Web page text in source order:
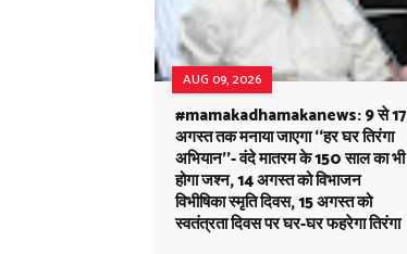
AUG 09, 2026
#mamakadhamakanews: 9 से 17
अगस्त तक मनाया जाएगा ‘‘हर घर तिरंगा
अभियान’’- वंदे मातरम के 150 साल का भी
होगा जश्न, 14 अगस्त को विभाजन
विभीषिका स्मृति दिवस, 15 अगस्त को
स्वतंत्रता दिवस पर घर-घर फहरेगा तिरंगा